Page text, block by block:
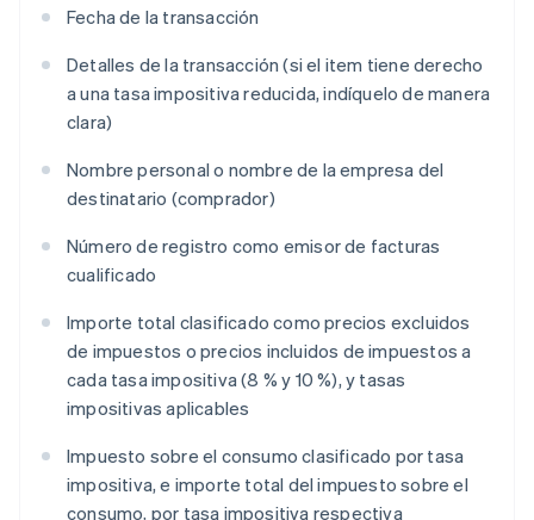
Fecha de la transacción
Detalles de la transacción (si el item tiene derecho
a una tasa impositiva reducida, indíquelo de manera
clara)
Nombre personal o nombre de la empresa del
destinatario (comprador)
Número de registro como emisor de facturas
cualificado
Importe total clasificado como precios excluidos
de impuestos o precios incluidos de impuestos a
cada tasa impositiva (8 % y 10 %), y tasas
impositivas aplicables
Impuesto sobre el consumo clasificado por tasa
impositiva, e importe total del impuesto sobre el
consumo, por tasa impositiva respectiva